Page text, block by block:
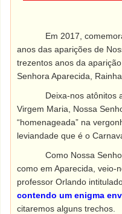
Em 2017,
anos das aparições de
trezentos anos da
Senhora Aparecida,
Deixa-nos atônitos
Virgem Maria, Nossa
“homenageada” na
leviandade que é o
Como Nossa
como em Aparecida, veio-
professor Orlando
contendo um enigma
citaremos alguns trechos.